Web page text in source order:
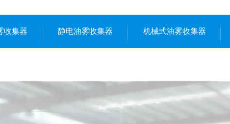
收集器 静电油雾收集器 机械式油雾收集器